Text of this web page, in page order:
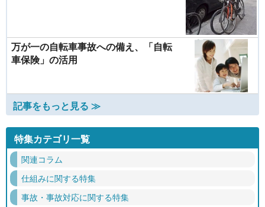
万が一の自転車事故への備え、「自転
車保険」の活用
記事をもっと見る ≫
特集カテゴリ一覧
関連コラム
仕組みに関する特集
事故・事故対応に関する特集